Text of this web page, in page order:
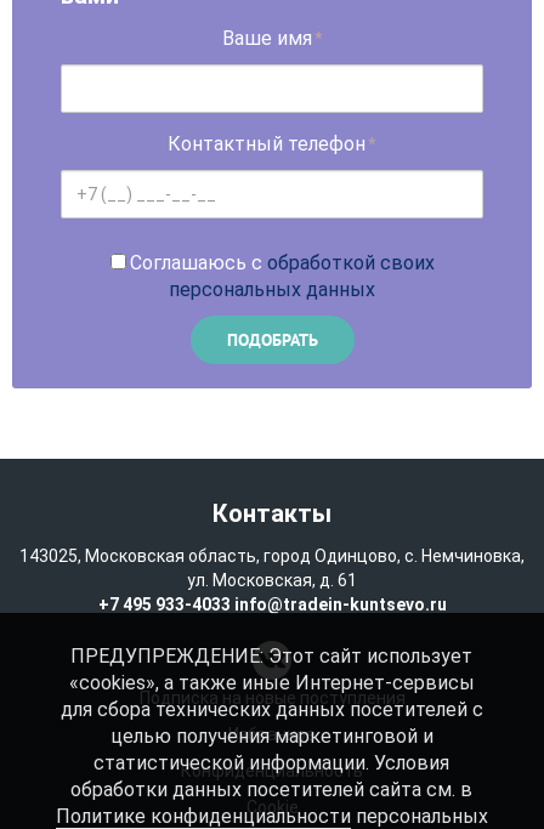
Ваше имя *
Контактный телефон *
Соглашаюсь с обработкой своих
персональных данных
Контакты
143025, Московская область, город Одинцово, с. Немчиновка,
ул. Московская, д. 61
+7 495 933-4033 info@tradein-kuntsevo.ru
Подписка на новые поступления
Избранное
Конфиденциальность
Cookie
ПРЕДУПРЕЖДЕНИЕ: Этот сайт использует
«cookies», а также иные Интернет-сервисы
для сбора технических данных посетителей с
целью получения маркетинговой и
статистической информации. Условия
обработки данных посетителей сайта см. в
Политике конфиденциальностиперсональных